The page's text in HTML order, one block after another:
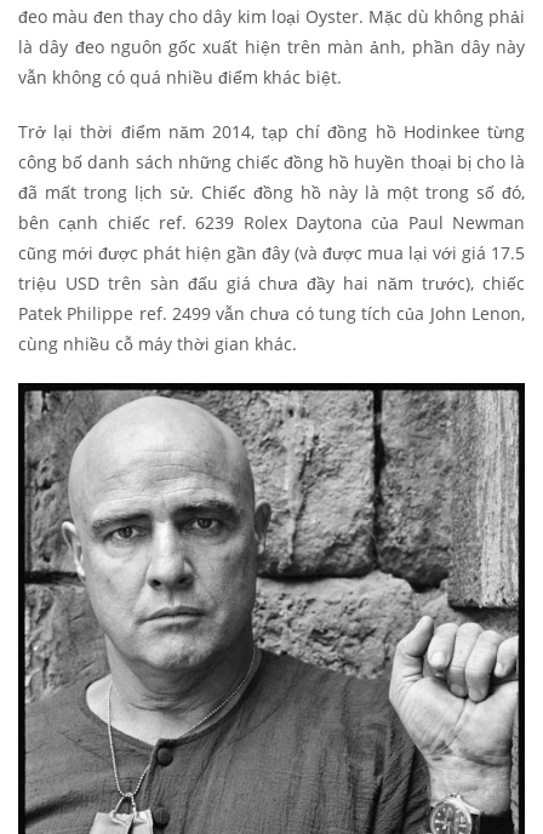
đeo màu đen thay cho dây kim loại Oyster. Mặc dù không phải
là dây đeo nguôn gốc xuất hiện trên màn ảnh, phần dây này
vẫn không có quá nhiều điểm khác biệt.
Trở lại thời điểm năm 2014, tạp chí đồng hồ Hodinkee từng
công bố danh sách những chiếc đồng hồ huyền thoại bị cho là
đã mất trong lịch sử. Chiếc đồng hồ này là một trong số đó,
bên cạnh chiếc ref. 6239 Rolex Daytona của Paul Newman
cũng mới được phát hiện gần đây (và được mua lại với giá 17.5
triệu USD trên sàn đấu giá chưa đầy hai năm trước), chiếc
Patek Philippe ref. 2499 vẫn chưa có tung tích của John Lenon,
cùng nhiều cỗ máy thời gian khác.